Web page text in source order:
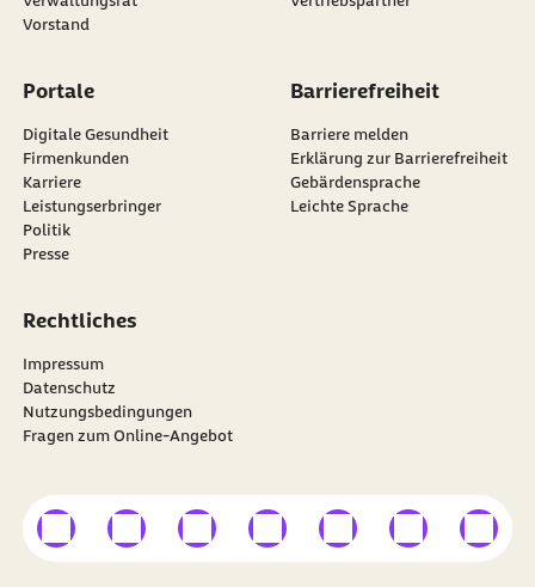
Vorstand
Portale
Digitale Gesundheit
Firmenkunden
Karriere
Leistungserbringer
Politik
Presse
Barrierefreiheit
Barriere melden
Erklärung zur Barrierefreiheit
Gebärdensprache
Leichte Sprache
Rechtliches
Impressum
Datenschutz
Nutzungsbedingungen
Fragen zum Online-Angebot
Besuchen Sie dieBARMER auf
externer Linkexterner Linkexterner Linkexterner Linkexterner Linkexterner Link